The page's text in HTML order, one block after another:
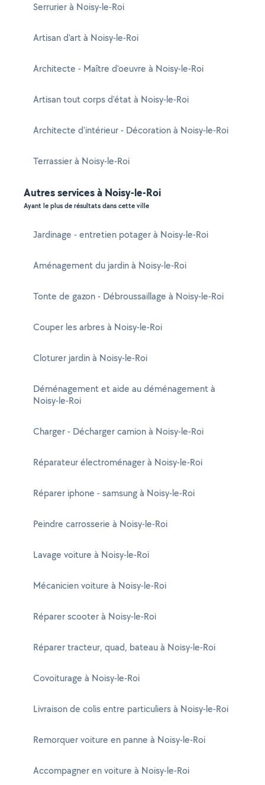
Serrurier à Noisy-le-Roi
Artisan d'art à Noisy-le-Roi
Architecte - Maître d'oeuvre à Noisy-le-Roi
Artisan tout corps d'état à Noisy-le-Roi
Architecte d'intérieur - Décoration à Noisy-le-Roi
Terrassier à Noisy-le-Roi
Autres services à Noisy-le-Roi
Ayant le plus de résultats dans cette ville
Jardinage - entretien potager à Noisy-le-Roi
Aménagement du jardin à Noisy-le-Roi
Tonte de gazon - Débroussaillage à Noisy-le-Roi
Couper les arbres à Noisy-le-Roi
Cloturer jardin à Noisy-le-Roi
Déménagement et aide au déménagement à
Noisy-le-Roi
Charger - Décharger camion à Noisy-le-Roi
Réparateur électroménager à Noisy-le-Roi
Réparer iphone - samsung à Noisy-le-Roi
Peindre carrosserie à Noisy-le-Roi
Lavage voiture à Noisy-le-Roi
Mécanicien voiture à Noisy-le-Roi
Réparer scooter à Noisy-le-Roi
Réparer tracteur, quad, bateau à Noisy-le-Roi
Covoiturage à Noisy-le-Roi
Livraison de colis entre particuliers à Noisy-le-Roi
Remorquer voiture en panne à Noisy-le-Roi
Accompagner en voiture à Noisy-le-Roi